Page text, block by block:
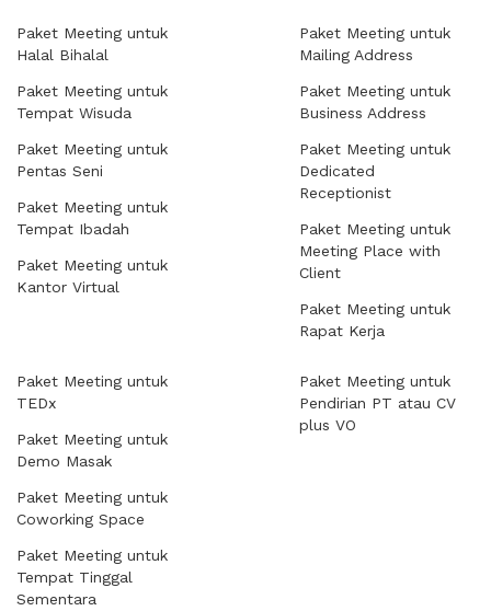
Paket Meeting untuk
Halal Bihalal
Paket Meeting untuk
Tempat Wisuda
Paket Meeting untuk
Pentas Seni
Paket Meeting untuk
Tempat Ibadah
Paket Meeting untuk
Kantor Virtual
Paket Meeting untuk
Mailing Address
Paket Meeting untuk
Business Address
Paket Meeting untuk
Dedicated
Receptionist
Paket Meeting untuk
Meeting Place with
Client
Paket Meeting untuk
Rapat Kerja
Paket Meeting untuk
TEDx
Paket Meeting untuk
Demo Masak
Paket Meeting untuk
Coworking Space
Paket Meeting untuk
Tempat Tinggal
Sementara
Paket Meeting untuk
Pendirian PT atau CV
plus VO